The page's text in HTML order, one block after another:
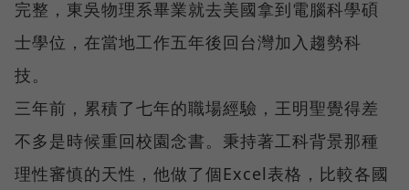
完整，東吳物理系畢業就去美國拿到電腦科學碩
士學位，在當地工作五年後回台灣加入趨勢科
技。
三年前，累積了七年的職場經驗，王明聖覺得差
不多是時候重回校園念書。秉持著工科背景那種
理性審慎的天性，他做了個Excel表格，比較各國